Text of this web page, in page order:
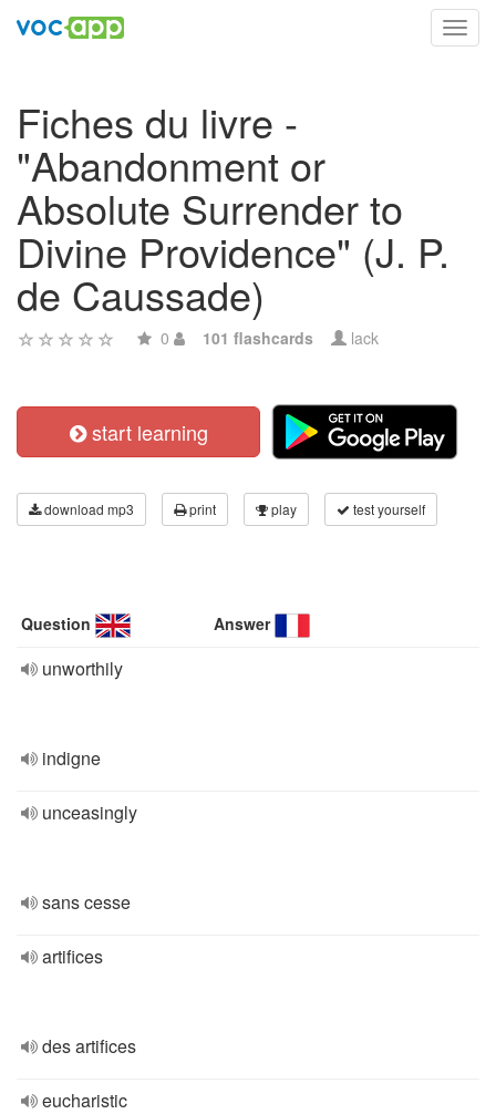
Fiches du livre -
"Abandonment or
Absolute Surrender to
Divine Providence" (J. P.
de Caussade)
0 101 flashcards lack
start learning
download mp3 print play test yourself
Question Answer
unworthily
indigne
unceasingly
sans cesse
artifices
des artifices
eucharistic